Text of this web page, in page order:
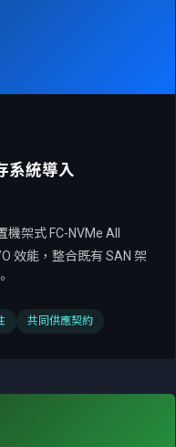
系統導入
機架式 FC-NVMe All
效能，整合既有 SAN 架
共同供應契約